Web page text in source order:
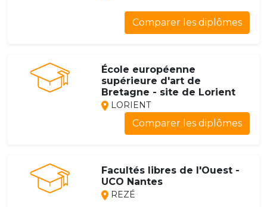
Comparer les diplômes
École européenne
supérieure d'art de
Bretagne - site de Lorient
LORIENT
Comparer les diplômes
Facultés libres de l'Ouest -
UCO Nantes
REZÉ